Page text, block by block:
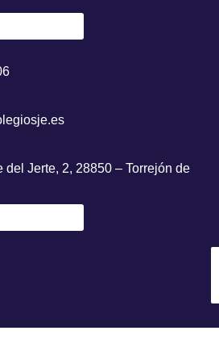
del Jerte, 2, 28850 – Torrejón de